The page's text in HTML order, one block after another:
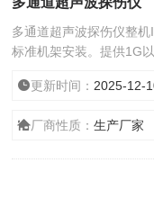
多通道超声波探伤仪整
标准机架安装。提供1G
更新时间： 2025-12-
厂商性质：生产厂家